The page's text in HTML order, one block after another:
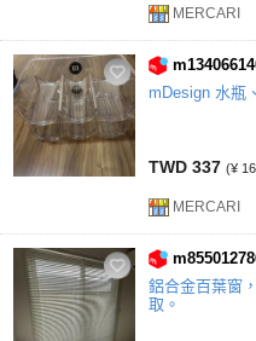
MERCARI
mDesign 水瓶
TWD 337 (¥
MERCARI
鋁合金百葉窗
取。